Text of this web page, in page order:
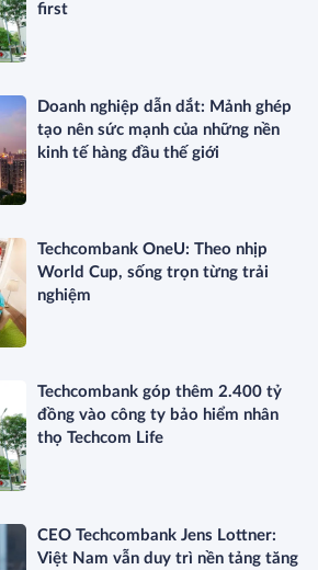
first
Doanh nghiệp dẫn dắt: Mảnh ghép
tạo nên sức mạnh của những nền
kinh tế hàng đầu thế giới
Techcombank OneU: Theo nhịp
World Cup, sống trọn từng trải
nghiệm
Techcombank góp thêm 2.400 tỷ
đồng vào công ty bảo hiểm nhân
thọ Techcom Life
CEO Techcombank Jens Lottner:
Việt Nam vẫn duy trì nền tảng tăng